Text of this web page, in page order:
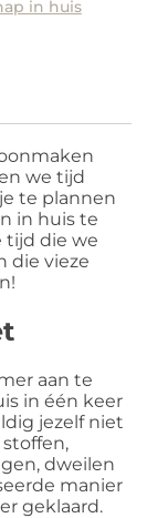
in huis
we tijd
te plannen
in huis te
tijd die we
die vieze
aan te
in één keer
jezelf niet
dweilen
manier
geklaard.